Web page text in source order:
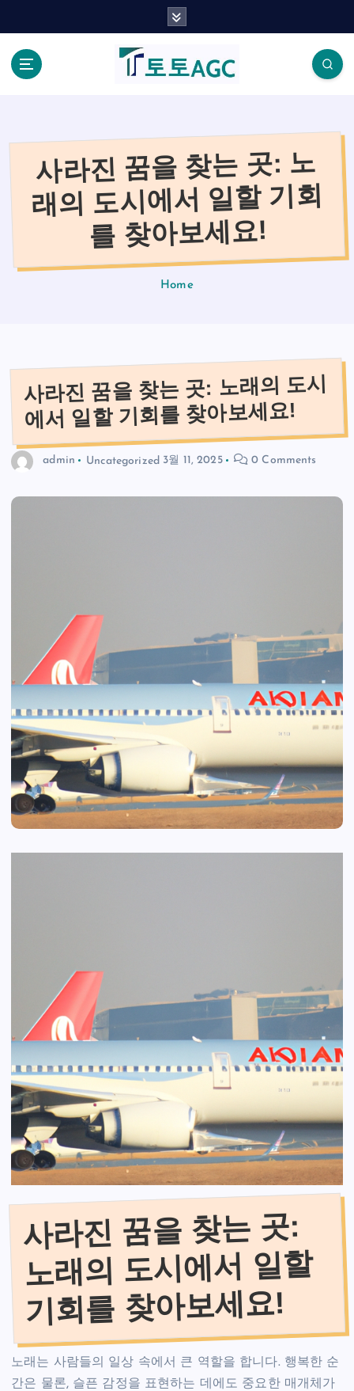
사라진 꿈을 찾는 곳: 노
래의 도시에서 일할 기회
를 찾아보세요!
Home
사라진 꿈을 찾는 곳: 노래의 도시
에서 일할 기회를 찾아보세요!
admin Uncategorized 3월 11, 2025 0 Comments
사라진 꿈을 찾는 곳:
노래의 도시에서 일할
기회를 찾아보세요!
노래는 사람들의 일상 속에서 큰 역할을 합니다. 행복한 순
간은 물론, 슬픈 감정을 표현하는 데에도 중요한 매개체가